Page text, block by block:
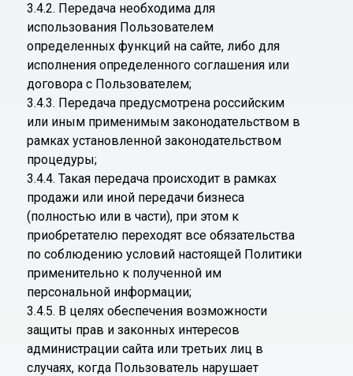
3.4.2. Передача необходима для
использования Пользователем
определенных функций на сайте, либо для
исполнения определенного соглашения или
договора с Пользователем;
3.4.3. Передача предусмотрена российским
или иным применимым законодательством в
рамках установленной законодательством
процедуры;
3.4.4. Такая передача происходит в рамках
продажи или иной передачи бизнеса
(полностью или в части), при этом к
приобретателю переходят все обязательства
по соблюдению условий настоящей Политики
применительно к полученной им
персональной информации;
3.4.5. В целях обеспечения возможности
защиты прав и законных интересов
администрации сайта или третьих лиц в
случаях, когда Пользователь нарушает